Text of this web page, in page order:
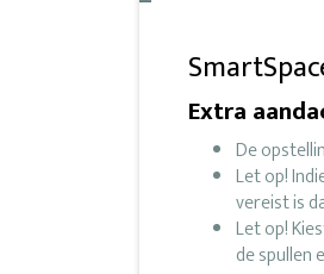
Extra
De
Let op!
vereist is
Let op!
de spullen